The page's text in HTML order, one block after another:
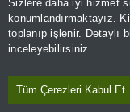
Sizlere daha iyi hizmet
konumlandırmaktayız.
toplanıp işlenir. Detaylı
inceleyebilirsiniz.
Tüm Çerezleri Kabul Et
ardından
Millî Eğitim
adaylar merakla